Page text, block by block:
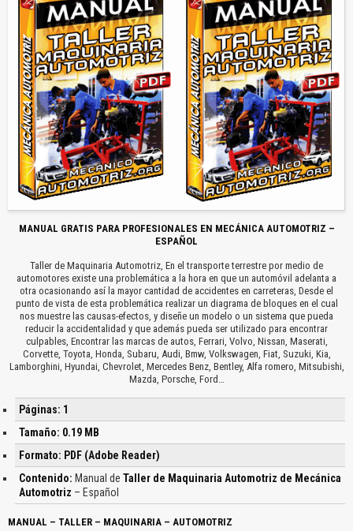
MANUAL GRATIS PARA PROFESIONALES EN MECÁNICA AUTOMOTRIZ –
ESPAÑOL
Taller de Maquinaria Automotriz, En el transporte terrestre por medio de
automotores existe una problemática a la hora en que un automóvil adelanta a
otra ocasionando así la mayor cantidad de accidentes en carreteras, Desde el
punto de vista de esta problemática realizar un diagrama de bloques en el cual
nos muestre las causas-efectos, y diseñe un modelo o un sistema que pueda
reducir la accidentalidad y que además pueda ser utilizado para encontrar
culpables, Encontrar las marcas de autos, Ferrari, Volvo, Nissan, Maserati,
Corvette, Toyota, Honda, Subaru, Audi, Bmw, Volkswagen, Fiat, Suzuki, Kia,
Lamborghini, Hyundai, Chevrolet, Mercedes Benz, Bentley, Alfa romero, Mitsubishi,
Mazda, Porsche, Ford…
Páginas: 1
Tamaño: 0.19 MB
Formato: PDF (Adobe Reader)
Contenido: Manual de Taller de Maquinaria Automotriz de Mecánica
Automotriz – Español
MANUAL – TALLER – MAQUINARIA – AUTOMOTRIZ